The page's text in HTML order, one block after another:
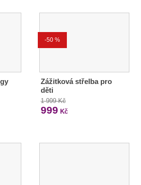
-50 %
Zážitková střelba pro
děti
1 999 Kč
999 Kč